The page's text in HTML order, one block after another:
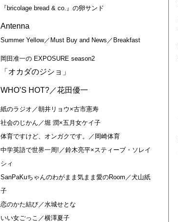
『bricolage bread & co.』の卵サンド
Antenna
Summer Yellow／Must Buy and News／Breakfast
岡田准一の EXPOSURE season2
「オカダのジショ」
WHO’S HOT?／花田優一
紙のラジオ／朝井リョウ×古市憲寿
社会のじかん／堀 潤×五月女ケイ子
体育ですけど、オンガクです。／岡崎体育
中学英語で世界一周!／鈴木亮平×スティーブ・ソレイ
シィ
SanPaKuちゃんのわがまま気まま愛のRoom／犬山紙
子
恋のかた結び／水城せとな
いい女ごっこ／横澤夏子